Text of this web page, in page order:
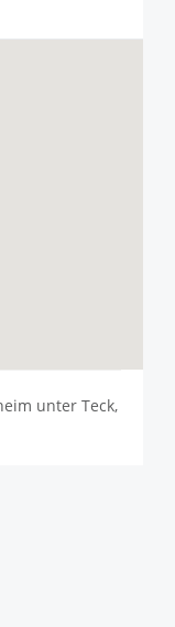
unter Teck,